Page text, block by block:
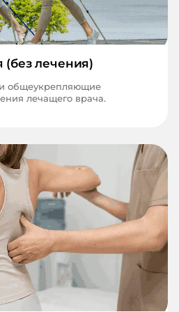
(без лечения)
общеукрепляющие
лечащего врача.